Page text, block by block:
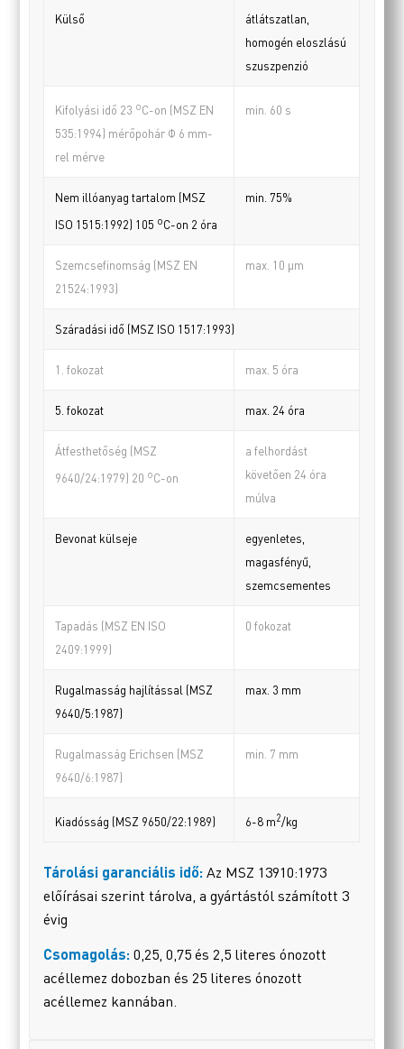
Külső
átlátszatlan,
homogén eloszlású
szuszpenzió
Kifolyási idő 23 oC-on (MSZ EN
535:1994) mérőpohár Φ 6 mm-
rel mérve
min. 60 s
Nem illóanyag tartalom (MSZ
ISO 1515:1992) 105 oC-on 2 óra
min. 75%
Szemcsefinomság (MSZ EN
21524:1993)
max. 10 µm
Száradási idő (MSZ ISO 1517:1993)
1. fokozat max. 5 óra
5. fokozat max. 24 óra
Átfesthetőség (MSZ
9640/24:1979) 20 oC-on
a felhordást
követően 24 óra
múlva
Bevonat külseje
egyenletes,
magasfényű,
szemcsementes
Tapadás (MSZ EN ISO
2409:1999)
0 fokozat
Rugalmasság hajlítással (MSZ
9640/5:1987)
max. 3 mm
Rugalmasság Erichsen (MSZ
9640/6:1987)
min. 7 mm
Kiadósság (MSZ 9650/22:1989) 6-8 m2/kg
Tárolási garanciális idő: Az MSZ 13910:1973
előírásai szerint tárolva, a gyártástól számított 3
évig
Csomagolás: 0,25, 0,75 és 2,5 literes ónozott
acéllemez dobozban és 25 literes ónozott
acéllemez kannában.